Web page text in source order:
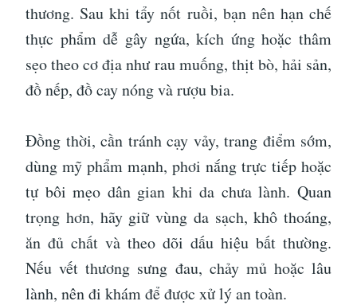
thương. Sau khi tẩy nốt ruồi, bạn nên hạn chế
thực phẩm dễ gây ngứa, kích ứng hoặc thâm
sẹo theo cơ địa như rau muống, thịt bò, hải sản,
đồ nếp, đồ cay nóng và rượu bia.
Đồng thời, cần tránh cạy vảy, trang điểm sớm,
dùng mỹ phẩm mạnh, phơi nắng trực tiếp hoặc
tự bôi mẹo dân gian khi da chưa lành. Quan
trọng hơn, hãy giữ vùng da sạch, khô thoáng,
ăn đủ chất và theo dõi dấu hiệu bất thường.
Nếu vết thương sưng đau, chảy mủ hoặc lâu
lành, nên đi khám để được xử lý an toàn.